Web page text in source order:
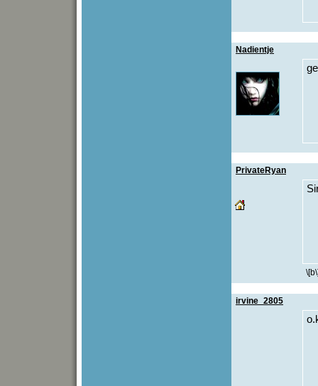
Nadientje
PrivateRyan
irvine_2805